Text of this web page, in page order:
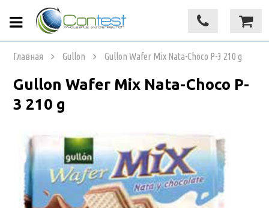
Главная Gullon Gullon Wafer Mix Nata-Choco P-3 210 g
Gullon Wafer Mix Nata-Choco P-
3 210 g